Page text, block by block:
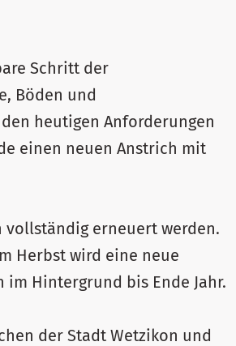
Schritt der
Böden und
heutigen Anforderungen
einen neuen Anstrich mit
vollständig erneuert werden.
Herbst wird eine neue
Hintergrund bis Ende Jahr.
der Stadt Wetzikon und